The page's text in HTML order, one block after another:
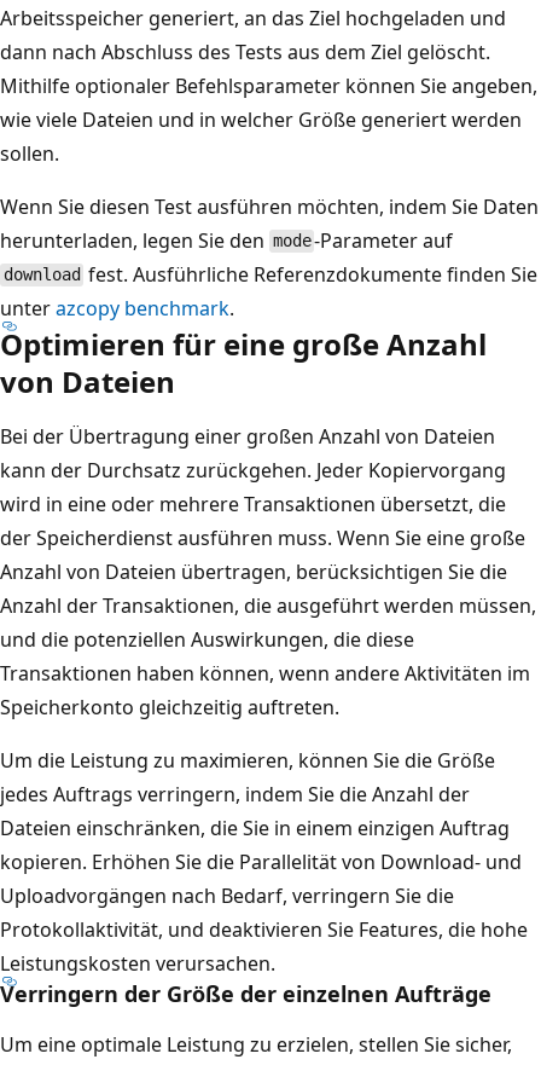
Arbeitsspeicher generiert, an das Ziel hochgeladen und
dann nach Abschluss des Tests aus dem Ziel gelöscht.
Mithilfe optionaler Befehlsparameter können Sie angeben,
wie viele Dateien und in welcher Größe generiert werden
sollen.
Wenn Sie diesen Test ausführen möchten, indem Sie Daten
herunterladen, legen Sie den mode-Parameter auf
download fest. Ausführliche Referenzdokumente finden Sie
unterazcopy benchmark.
Optimieren für eine große Anzahl
von Dateien
Bei der Übertragung einer großen Anzahl von Dateien
kann der Durchsatz zurückgehen. Jeder Kopiervorgang
wird in eine oder mehrere Transaktionen übersetzt, die
der Speicherdienst ausführen muss. Wenn Sie eine große
Anzahl von Dateien übertragen, berücksichtigen Sie die
Anzahl der Transaktionen, die ausgeführt werden müssen,
und die potenziellen Auswirkungen, die diese
Transaktionen haben können, wenn andere Aktivitäten im
Speicherkonto gleichzeitig auftreten.
Um die Leistung zu maximieren, können Sie die Größe
jedes Auftrags verringern, indem Sie die Anzahl der
Dateien einschränken, die Sie in einem einzigen Auftrag
kopieren. Erhöhen Sie die Parallelität von Download- und
Uploadvorgängen nach Bedarf, verringern Sie die
Protokollaktivität, und deaktivieren Sie Features, die hohe
Leistungskosten verursachen.
Verringern der Größe der einzelnen Aufträge
Um eine optimale Leistung zu erzielen, stellen Sie sicher,